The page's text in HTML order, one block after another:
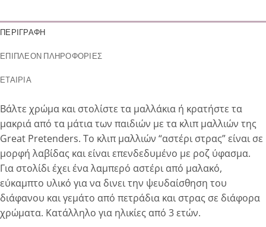
ΠΕΡΙΓΡΑΦΉ
ΕΠΙΠΛΈΟΝ ΠΛΗΡΟΦΟΡΊΕΣ
ΕΤΑΙΡΊΑ
Βάλτε χρώμα και στολίστε τα μαλλάκια ή κρατήστε τα
μακριά από τα μάτια των παιδιών με τα κλιπ μαλλιών της
Great Pretenders. To κλιπ μαλλιών “αστέρι στρας” είναι σε
μορφή λαβίδας και είναι επενδεδυμένο με ροζ ύφασμα.
Για στολίδι έχει ένα λαμπερό αστέρι από μαλακό,
εύκαμπτο υλικό για να δινει την ψευδαίσθηση του
διάφανου και γεμάτο από πετράδια και στρας σε διάφορα
χρώματα. Κατάλληλο για ηλικίες από 3 ετών.